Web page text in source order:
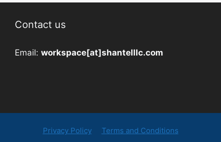
Contact us
Email: workspace[at]shantelllc.com
Privacy Policy
Terms and Conditions